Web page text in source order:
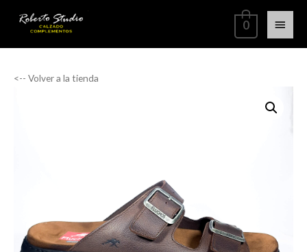
0
<-- Volver a la tienda